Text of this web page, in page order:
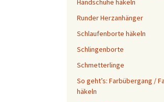
Handschuhe häkeln
Runder Herzanhänger
Schlaufenborte häkeln
Schlingenborte
Schmetterlinge
So geht’s: Farbübergang /
häkeln